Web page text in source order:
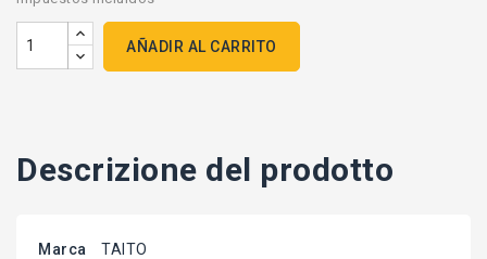
AÑADIR AL CARRITO
Descrizione del prodotto
Marca TAITO